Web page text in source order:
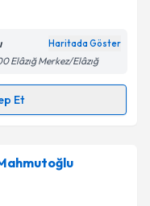
ilişkinAydınlatma
ediyorum.
Haritada Göster
Elâzığ Merkez/Elâzığ
Et
randevu takvimi
randevu almanız
posta ile